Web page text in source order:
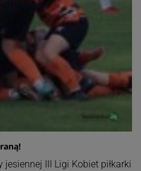
III Ligi Kobiet piłkarki